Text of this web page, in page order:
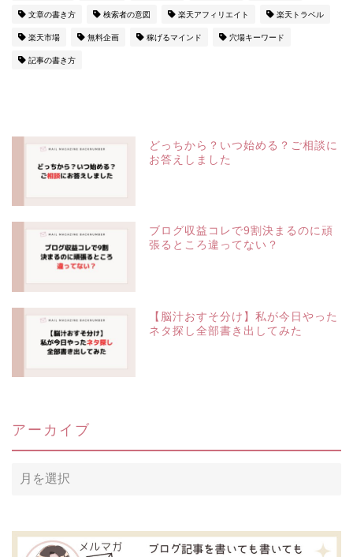
文章の書き方 検索者の意図 楽天アフィリエイト 楽天トラベル
楽天市場 無料企画 稼げるマインド 穴場キーワード
記事の書き方
どっちから？いつ始める？ご相談に
お答えしました
ブログ収益コレで9割決まるのに頑
張るところ違ってない？
【脳汁おすそ分け】私が今日やった
ネタ探し全部書き出してみた
アーカイブ
ア
ー
ブ